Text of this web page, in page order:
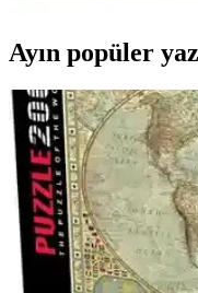
Ayın popüler